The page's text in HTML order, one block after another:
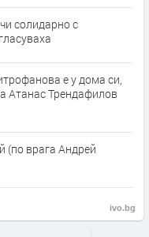
солидарно с
е у дома си,
Атанас Трендафилов
(по врага Андрей
ivo.bg